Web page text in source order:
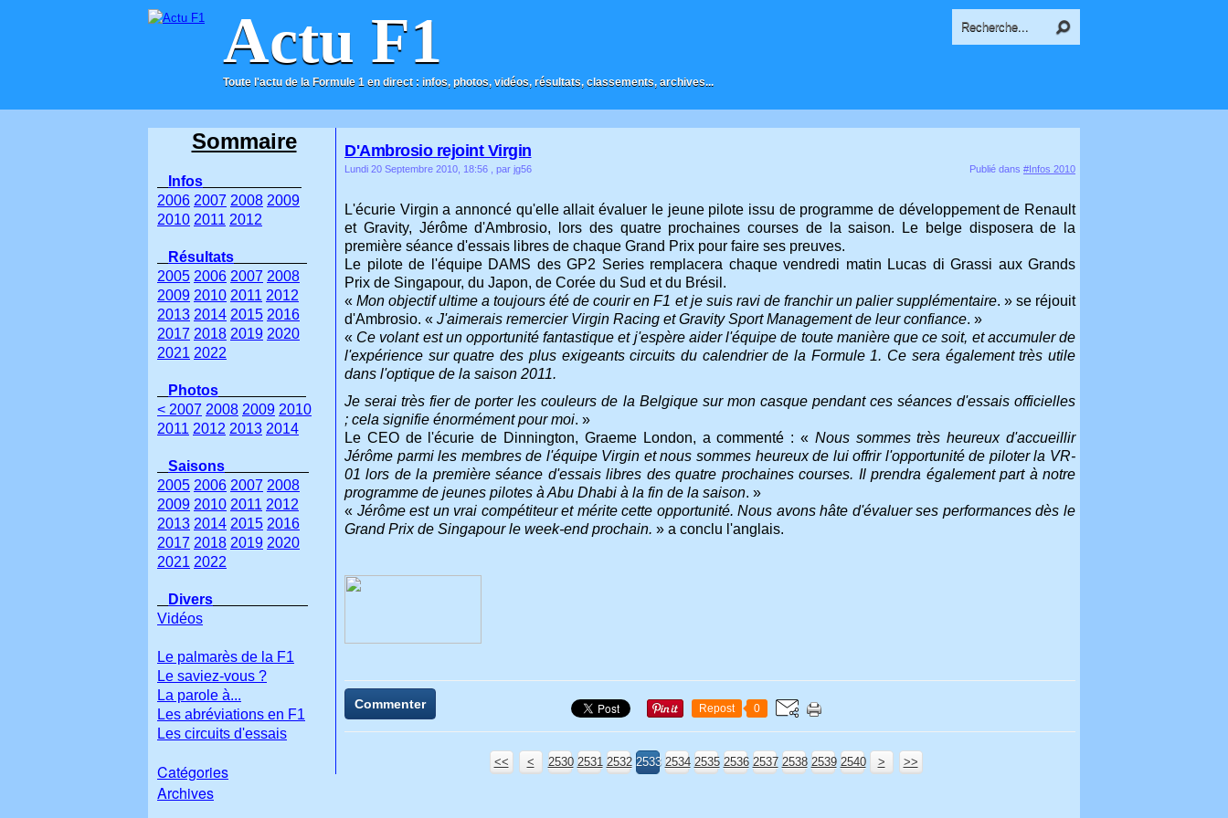
Actu F1
Toute l'actu de la Formule 1 en direct : infos, photos, vidéos, résultats, classements, archives...
ACCUEIL CONTACT
D'Ambrosio rejoint Virgin
Lundi 20 Septembre 2010, 18:56 , par jg56 Publié dans #Infos 2010
L'écurie Virgin a annoncé qu'elle allait évaluer le jeune pilote issu de programme de développement de Renault
et Gravity, Jérôme d'Ambrosio, lors des quatre prochaines courses de la saison. Le belge disposera de la
première séance d'essais libres de chaque Grand Prix pour faire ses preuves.
Le pilote de l'équipe DAMS des GP2 Series remplacera chaque vendredi matin Lucas di Grassi aux Grands
Prix de Singapour, du Japon, de Corée du Sud et du Brésil.
«Mon objectif ultime a toujours été de courir en F1 et je suis ravi de franchir un palier supplémentaire. » se réjouit
d'Ambrosio. « J'aimerais remercier Virgin Racing et Gravity Sport Management de leur confiance. »
« Ce volant est un opportunité fantastique et j'espère aider l'équipe de toute manière que ce soit, et accumuler de
l'expérience sur quatre des plus exigeants circuits du calendrier de la Formule 1. Ce sera également très utile
dans l'optique de la saison 2011.
Je serai très fier de porter les couleurs de la Belgique sur mon casque pendant ces séances d'essais officielles
; cela signifie énormément pour moi. »
Le CEO de l'écurie de Dinnington, Graeme London, a commenté : « Nous sommes très heureux d'accueillir
Jérôme parmi les membres de l'équipe Virgin et nous sommes heureux de lui offrir l'opportunité de piloter la VR-
01 lors de la première séance d'essais libres des quatre prochaines courses. Il prendra également part à notre
programme de jeunes pilotes à Abu Dhabi à la fin de la saison. »
« Jérôme est un vrai compétiteur et mérite cette opportunité. Nous avons hâte d'évaluer ses performances dès le
Grand Prix de Singapour le week-end prochain. » a conclu l'anglais.
Commenter Repost 0
<< < 2500
2510
2520
2530 2531 2532 2533 2534 2535 2536 2537 2538 2539 2540 2550
2560
2570
2580
2590
2600
2700
2800
2900
3000
3100
3200
3300
3400
3500
3600
3700
3800
3900
4000
4100
4200
4300
4400
4500
4600
4700
4800
4900
5000
5100
5200
5300
5400
5500
5600
5700
> >>
Sommaire
Infos
2006 2007 2008 2009
2010 2011 2012
Résultats
2005 2006 2007 2008
2009 2010 2011 2012
2013 2014 2015 2016
2017 2018 2019 2020
2021 2022
Photos
< 2007 2008 2009 2010
2011 2012 2013 2014
Saisons
2005 2006 2007 2008
2009 2010 2011 2012
2013 2014 2015 2016
2017 2018 2019 2020
2021 2022
Divers
Vidéos
Le palmarès de la F1
Le saviez-vous ?
La parole à...
Les abréviations en F1
Les circuits d'essais
Catégories
Archives